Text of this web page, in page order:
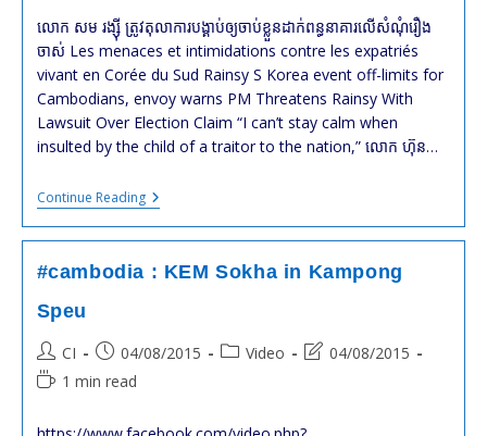
លោក សម រង្ស៊ី ត្រូវតុលាការបង្គាប់ឲ្យចាប់ខ្លួនដាក់ពន្ធនាគារលើសំណុំរឿង
ចាស់​ Les menaces et intimidations contre les expatriés
vivant en Corée du Sud Rainsy S Korea event off-limits for
Cambodians, envoy warns PM Threatens Rainsy With
Lawsuit Over Election Claim “I can’t stay calm when
insulted by the child of a traitor to the nation,” លោក ហ៊ុន…
Continue Reading#cambodge
:
HUN
En
Train
Contre
#cambodia : KEM Sokha in Kampong
Speu
Post
author:
CI
Post
published:
04/08/2015
PostVideo
Post04/08/2015
Reading1 min read